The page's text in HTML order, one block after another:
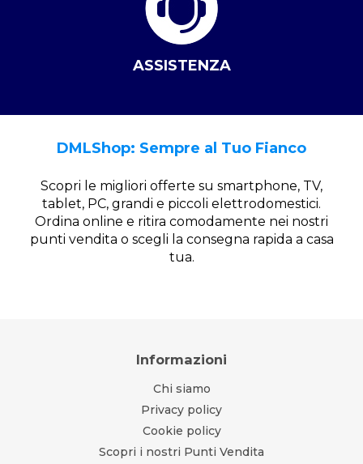
ASSISTENZA
DMLShop: Sempre al Tuo Fianco
Scopri le migliori offerte su smartphone, TV,
tablet, PC, grandi e piccoli elettrodomestici.
Ordina online e ritira comodamente nei nostri
punti vendita o scegli la consegna rapida a casa
tua.
Informazioni
Chi siamo
Privacy policy
Cookie policy
Scopri i nostri Punti Vendita